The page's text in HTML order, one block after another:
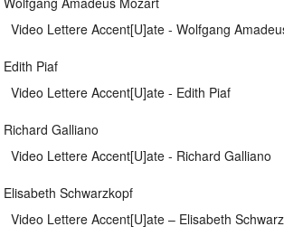
Video Lettere Accent[U]ate - Wolfgang
Edith Piaf
Video Lettere Accent[U]ate - Edith Piaf
Richard Galliano
Video Lettere Accent[U]ate - Richard Galliano
Elisabeth Schwarzkopf
Video Lettere Accent[U]ate – Elisabeth